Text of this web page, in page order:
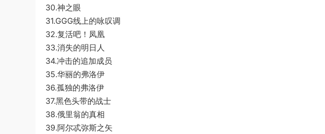
30.神之眼
31.GGG线上的咏叹调
32.复活吧！凤凰
33.消失的明日人
34.冲击的追加成员
35.华丽的弗洛伊
36.孤独的弗洛伊
37.黑色头带的战士
38.俄里翁的真相
39.阿尔忒弥斯之矢